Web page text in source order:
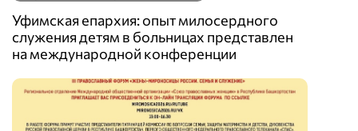
Уфимская епархия: опыт милосердного
служения детям в больницах представлен
на международной конференции